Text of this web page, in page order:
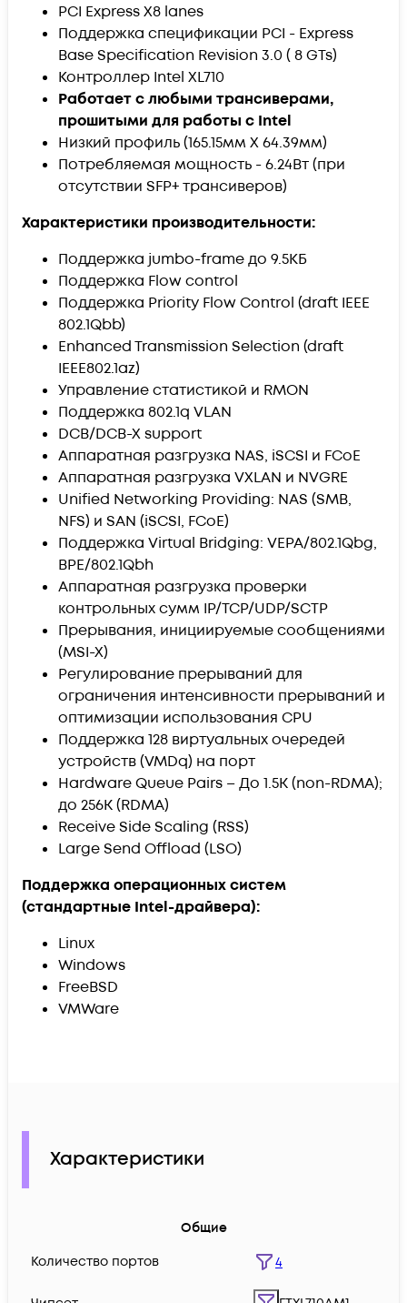
PCI Express X8 lanes
Поддержка спецификации PCI - Express
Base Specification Revision 3.0 ( 8 GTs)
Контроллер Intel XL710
Работает с любыми трансиверами,
прошитыми для работы с Inte​l
Низкий профиль (165.15мм X 64.39мм)
Потребляемая мощность - 6.24Вт (при
отсутствии SFP+ трансиверов)
Характеристики производительности:
Поддержка jumbo-frame до 9.5КБ
Поддержка Flow control
Поддержка Priority Flow Control (draft IEEE
802.1Qbb)
Enhanced Transmission Selection (draft
IEEE802.1az)
Управление статистикой и RMON
Поддержка 802.1q VLAN
DCB/DCB-X support
Аппаратная разгрузка NAS, iSCSI и FCoE
Аппаратная разгрузка VXLAN и NVGRE
Unified Networking Providing: NAS (SMB,
NFS) и SAN (iSCSI, FCoE)
Поддержка Virtual Bridging: VEPA/802.1Qbg,
BPE/802.1Qbh
Аппаратная разгрузка проверки
контрольных сумм IP/TCP/UDP/SCTP
Прерывания, инициируемые сообщениями
(MSI-X)
Регулирование прерываний для
ограничения интенсивности прерываний и
оптимизации использования CPU
Поддержка 128 виртуальных очередей
устройств (VMDq) на порт
Hardware Queue Pairs – До 1.5K (non-RDMA);
до 256K (RDMA)
Receive Side Scaling (RSS)
Large Send Offload (LSO)
Поддержка операционных систем
(стандартные Intel-драйвера):
Linux
Windows
FreeBSD
VMWare
Характеристики
Общие
Количество портов
4